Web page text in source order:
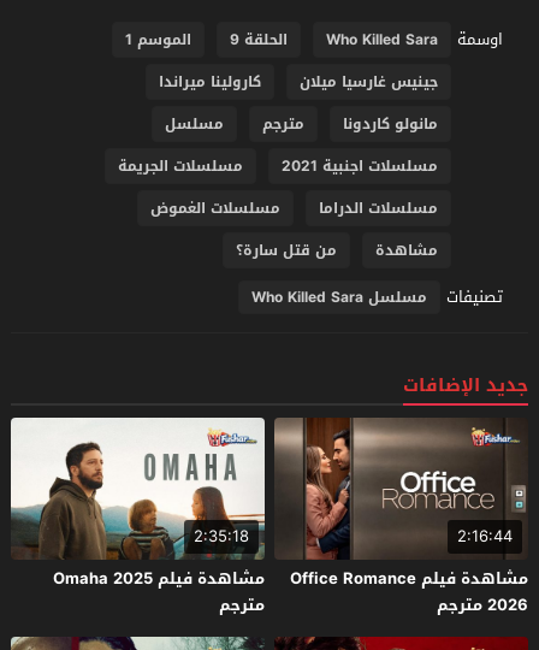
اوسمة
Who Killed Sara الحلقة 9
الموسم 1
جينيس غارسيا ميلان
كارولينا ميراندا
مانولو كاردونا
مترجم
مسلسل
مسلسلات اجنبية 2021
مسلسلات الجريمة
مسلسلات الدراما
مسلسلات الغموض
مشاهدة
من قتل سارة؟
تصنيفات مسلسل Who Killed Sara
جديد الإضافات
2:16:44
مشاهدة فيلم Office Romance
2026 مترجم
2:35:18
مشاهدة فيلم Omaha 2025
مترجم